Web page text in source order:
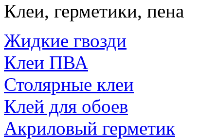
Клеи, герметики, пена
Жидкие гвозди
Клеи ПВА
Столярные клеи
Клей для обоев
Акриловый герметик